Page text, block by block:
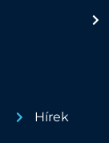
Hírek